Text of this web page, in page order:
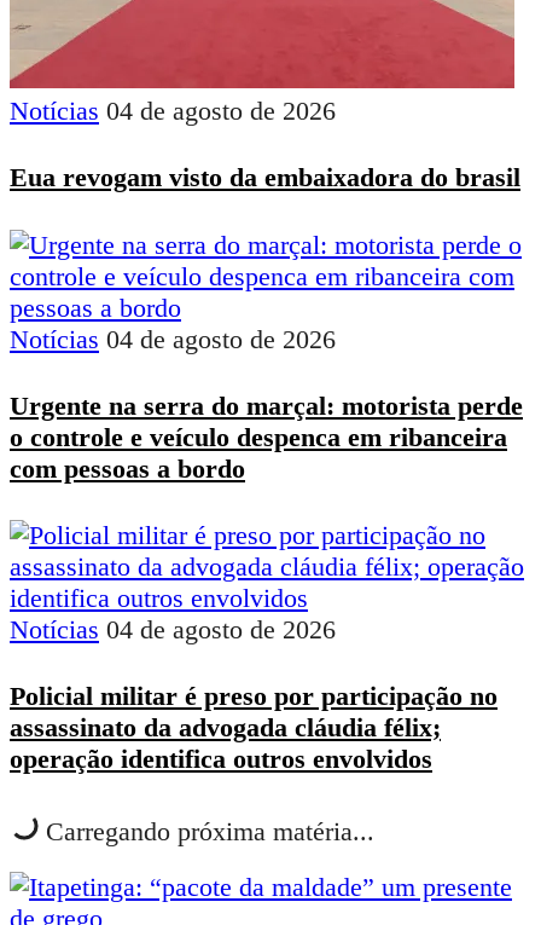
Notícias 04 de agosto de 2026
Eua revogam visto da embaixadora do brasil
Notícias 04 de agosto de 2026
Urgente na serra do marçal: motorista perde
o controle e veículo despenca em ribanceira
com pessoas a bordo
Notícias 04 de agosto de 2026
Policial militar é preso por participação no
assassinato da advogada cláudia félix;
operação identifica outros envolvidos
Carregando próxima matéria...